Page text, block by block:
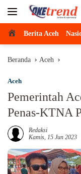
Beranda
Berita Aceh
Beranda Aceh
Aceh
Pemerintah
Penas-KTNA
Redaksi
Kamis, 15 Jun 2023